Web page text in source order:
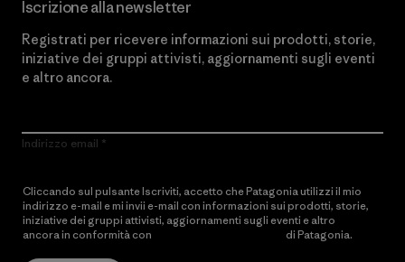
Iscrizione alla newsletter
Registrati per ricevere informazioni sui prodotti, storie,
iniziative dei gruppi attivisti, aggiornamenti sugli eventi
e altro ancora.
Indirizzo email
Cliccando sul pulsante Iscriviti, accetto che Patagonia utilizzi il mio
indirizzo e-mail e mi invii e-mail con informazioni sui prodotti, storie,
iniziative dei gruppi attivisti, aggiornamenti sugli eventi e altro
ancora in conformità con
di Patagonia.